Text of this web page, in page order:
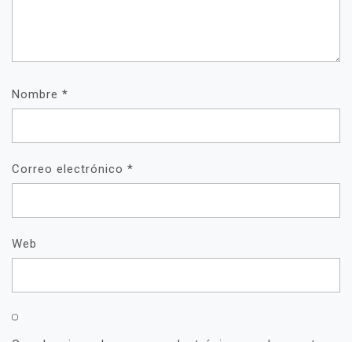
Nombre *
Correo electrónico *
Web